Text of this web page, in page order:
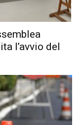
l’avvio del